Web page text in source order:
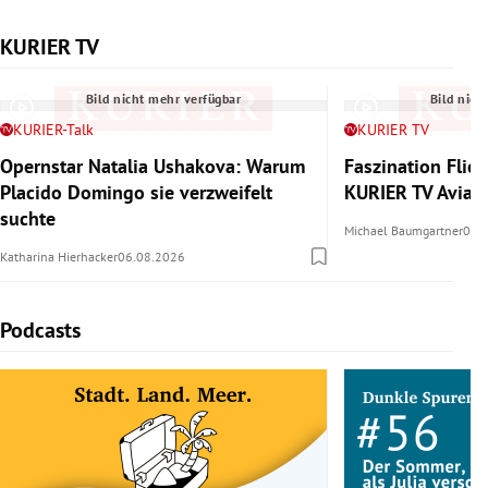
KURIER TV
Slide 1 von 6
Bild nicht mehr verfügbar
KURIER-Talk
Opernstar Natalia Ushakova: Warum
Placido Domingo sie verzweifelt
suchte
Katharina Hierhacker06.08.2026
Bild
KURIER TV
Faszination
KURIER TV
Michael Baumgartner
Podcasts
Slide 1 von 5